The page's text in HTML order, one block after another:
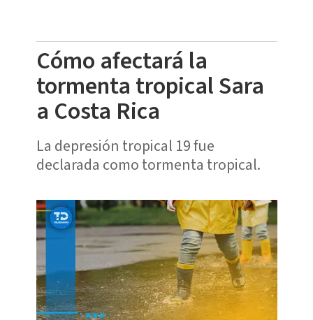
Cómo afectará la
tormenta tropical Sara
a Costa Rica
La depresión tropical 19 fue
declarada como tormenta tropical.